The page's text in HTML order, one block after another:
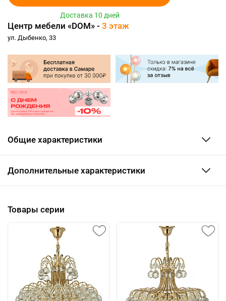
Доставка 10 дней
Центр мебели «DOM» - 3 этаж
ул. Дыбенко, 33
Общие характеристики
Дополнительные характеристики
Товары серии